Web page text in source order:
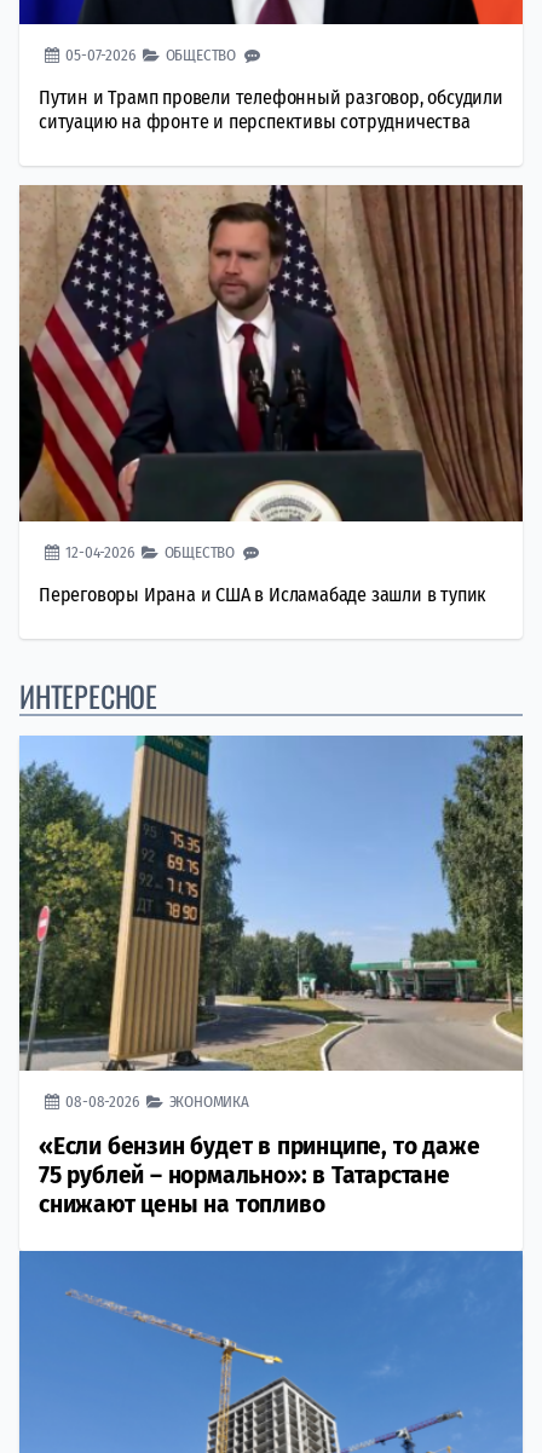
05-07-2026 ОБЩЕСТВО
Путин и Трамп провели телефонный разговор, обсудили
ситуацию на фронте и перспективы сотрудничества
12-04-2026 ОБЩЕСТВО
Переговоры Ирана и США в Исламабаде зашли в тупик
ИНТЕРЕСНОЕ
08-08-2026 ЭКОНОМИКА
«Если бензин будет в принципе, то даже
75 рублей – нормально»: в Татарстане
снижают цены на топливо